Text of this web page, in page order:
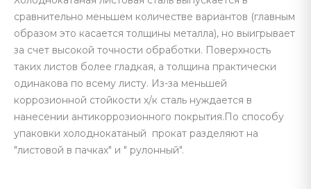
сравнительно меньшем количестве вариантов (главным
образом это касается толщины металла), но выигрывает
за счет высокой точности обработки. Поверхность
таких листов более гладкая, а толщина практически
одинакова по всему листу. Из-за меньшей
коррозионной стойкости х/к сталь нуждается в
нанесении антикоррозионного покрытия.По способу
упаковки холоднокатаный прокат разделяют на
"листовой в пачках" и " рулонный".